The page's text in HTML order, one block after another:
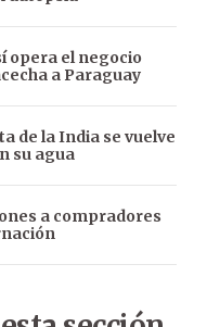
opera el negocio
a Paraguay
de la India se vuelve
su agua
a compradores